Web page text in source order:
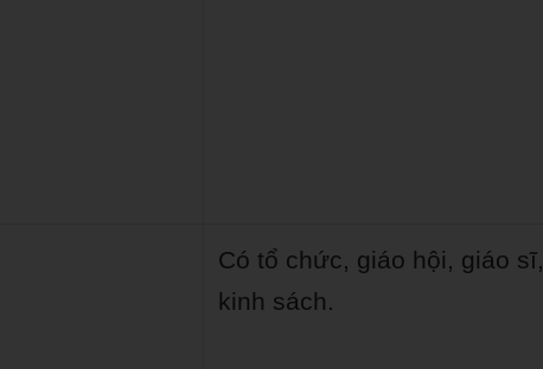
Có tổ chức, giáo hội, giáo sĩ,
kinh sách.